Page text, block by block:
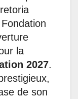
la
2027.
de son